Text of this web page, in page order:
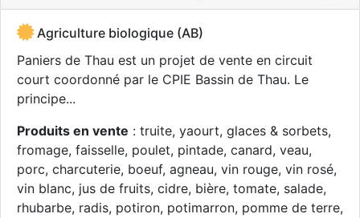
Agriculture biologique (AB)
Paniers de Thau est un projet de vente en circuit
court coordonné par le CPIE Bassin de Thau. Le
principe...
Produits en vente : truite, yaourt, glaces & sorbets,
fromage, faisselle, poulet, pintade, canard, veau,
porc, charcuterie, boeuf, agneau, vin rouge, vin rosé,
vin blanc, jus de fruits, cidre, bière, tomate, salade,
rhubarbe, radis, potiron, potimarron, pomme de terre,